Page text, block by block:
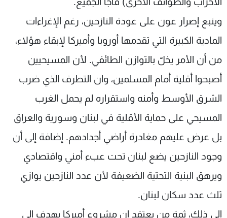
وينبع إصرار عون على عودة النازحين، رغم الإغراءات
المادية الكبيرة التي تقدمها أوروبا وأميركا لإبقاء هؤلاء،
من أن الأمر يخلّ بالتوازن الطائفي. لأن المسيحيين
أصبحوا أقلية أمام المسلمين، وان التطرف الذي ضرب
الشرق الأوسط وأمنه واستقراره لم يحمل الغرب
المسيحي على حماية الأقلية في لبنان وسورية والعراق
بل عرض عليهم مغادرة أراضي أجدادهم. إضافة إلى أن
وجود النازحين يضع لبنان تحت عبء أمني واقتصادي
ويرهق البنية التحتية الضعيفة لأن عدد النازحين يوازي
ثلث عدد سكان لبنان.
إلى ذلك، ثمة من يعتقد ان مشروع أميركا يهدف الى